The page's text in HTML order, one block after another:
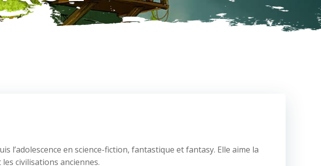
l’adolescence en science-fiction, fantastique et fantasy. Elle aime la
civilisations anciennes.